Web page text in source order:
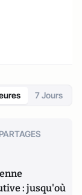
7 Jours
: jusqu'où